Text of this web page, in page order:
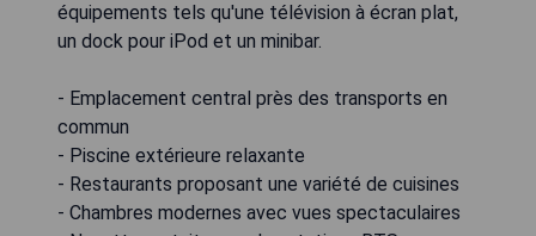
équipements tels qu'une télévision à écran plat,
un dock pour iPod et un minibar.
- Emplacement central près des transports en
commun
- Piscine extérieure relaxante
- Restaurants proposant une variété de cuisines
- Chambres modernes avec vues spectaculaires